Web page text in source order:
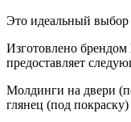
Это идеальный выбор
Изготовлено брендом
предоставляет
Молдинги на двери
глянец (под